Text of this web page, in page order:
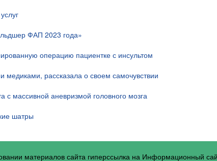
ФАП 2023 года»
операцию пациентке с инсультом
медиками, рассказала о своем самочувствии
массивной аневризмой головного мозга
шатры
материалов сайта гиперссылка на Информационный